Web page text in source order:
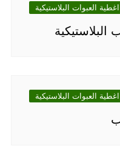
العبوات البلاستيكية
البلاستيكية
العبوات البلاستيكية